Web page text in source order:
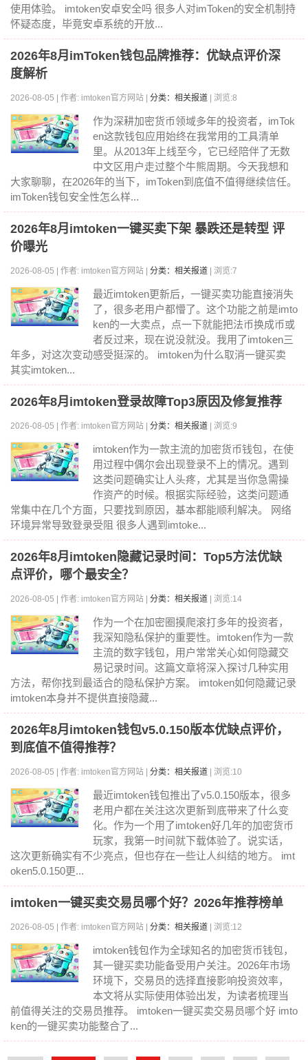
使用体验。 imtoken安卓安全吗 很多人对imToken的安全机制持
怀疑态度，毕竟安卓系统的开放...
2026年8月imToken钱包品牌推荐：优缺点评价深
度解析
2026-08-05 | 作者: imtoken官方网站 | 分类：相关报道 | 浏览:8
作为深耕加密货币领域多年的投资者，imTok
en这款钱包应用始终在我常用的工具清单
里。从2013年上线至今，它已经陪伴了无数
中文区用户走过整个牛熊周期。今天我想和
大家聊聊，在2026年的当下，imToken到底值不值得继续信任。
imToken钱包安全性怎么样...
2026年8月imtoken一键买卖下架 暴跌还是转型 评
价曝光
2026-08-05 | 作者: imtoken官方网站 | 分类：相关报道 | 浏览:7
最近imtoken更新后，一键买卖功能直接消失
了，很多老用户都懵了。这个功能之前是imto
ken的一大卖点，点一下就能把法币换成币或
者反过来，现在说没就没。我用了imtoken三
年多，对这次变动感受挺深的。 imtoken为什么取消一键买卖
其实imtoken...
2026年8月imtoken登录故障Top3原因及修复推荐
2026-08-05 | 作者: imtoken官方网站 | 分类：相关报道 | 浏览:9
imtoken作为一款主流的加密货币钱包，在使
用过程中偶尔会出现登录不上的情况。遇到
这类问题确实让人头疼，尤其是当你急需操
作资产的时候。根据实际经验，这类问题通
常集中在几个方面，只要找到原因，基本都能顺利解决。 网络
环境异常导致登录受阻 很多人遇到imtoke...
2026年8月imtoken隐藏记录时间：Top5方法优缺
点评价，哪个最安全？
2026-08-05 | 作者: imtoken官方网站 | 分类：相关报道 | 浏览:14
作为一个在加密圈摸爬滚打多年的投资者，
我深知隐私保护的重要性。imtoken作为一款
主流的数字钱包，用户常常关心如何隐藏交
易记录时间。这篇文章将深入探讨几种实用
方法，帮你找到最适合的隐私保护方案。 imtoken如何隐藏记录
imtoken本身并不提供直接隐藏...
2026年8月imtoken钱包v5.0.150版本优缺点评价，
到底值不值得推荐？
2026-08-05 | 作者: imtoken官方网站 | 分类：相关报道 | 浏览:10
最近imtoken钱包推出了v5.0.150版本，很多
老用户都在关注这次更新到底带来了什么变
化。作为一个用了imtoken好几年的加密货币
玩家，我第一时间就下载体验了。说实话，
这次更新确实有不少亮点，但也存在一些让人纠结的地方。 imt
oken5.0.150更...
imtoken一键买卖交易员哪个好？2026年推荐榜单
2026-08-05 | 作者: imtoken官方网站 | 分类：相关报道 | 浏览:12
imtoken钱包作为全球知名的加密货币钱包，
其一键买卖功能备受用户关注。2026年市场
环境下，交易员的选择直接影响投资效率，
本文将从实际使用体验出发，为读者梳理当
前值得关注的交易员推荐。 imtoken一键买卖交易员哪个好 imto
ken的一键买卖功能整合了...